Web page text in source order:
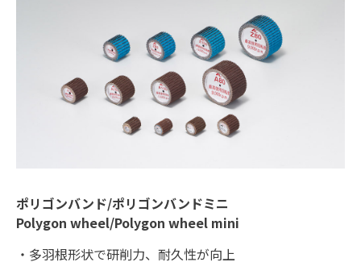
ポリゴンバンド/ポリゴンバンドミニ
Polygon wheel/Polygon wheel mini
・多羽根形状で研削力、耐久性が向上